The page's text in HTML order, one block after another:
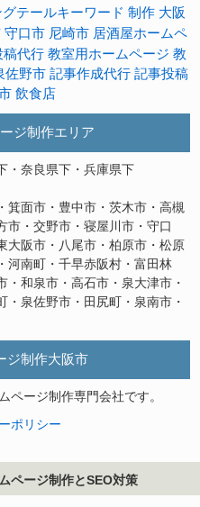
グテールキーワード 制作 大阪
守口市 尼崎市 居酒屋ホームペ
稿代行 教室用ホームページ 教
佐野市 記事作成代行 記事投稿
飲食店
ジ制作エリア
・奈良県下・兵庫県下
箕面市・豊中市・茨木市・高槻
市・交野市・寝屋川市・守口
大阪市・八尾市・柏原市・松原
河南町・千早赤阪村・富田林
和泉市・高石市・泉大津市・
泉佐野市・田尻町・泉南市・
ジ制作大阪市
ページ制作専門会社です。
ポリシー
ページ制作とSEO対策